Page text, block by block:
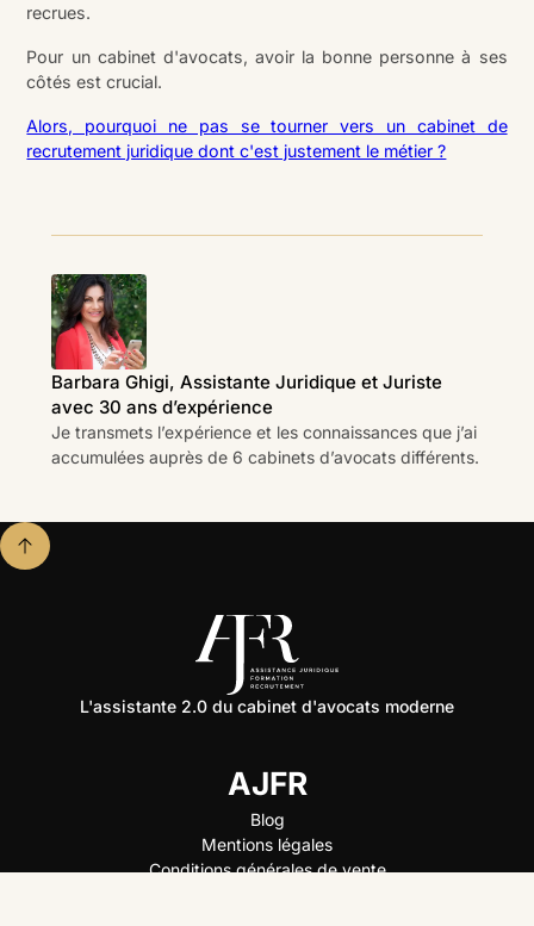
recrues.
Pour un cabinet d'avocats, avoir la bonne personne à ses
côtés est crucial.
Alors, pourquoi ne pas se tourner vers un cabinet de
recrutement juridique dont c'est justement le métier ?
Barbara Ghigi, Assistante Juridique et Juriste
avec 30 ans d’expérience
Je transmets l’expérience et les connaissances que j’ai
accumulées auprès de 6 cabinets d’avocats différents.
L'assistante 2.0 du cabinet d'avocats moderne
AJFR
Blog
Mentions légales
Conditions générales de vente